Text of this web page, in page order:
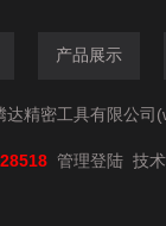
产品展示
达精密工具有限公司
管理登陆 技